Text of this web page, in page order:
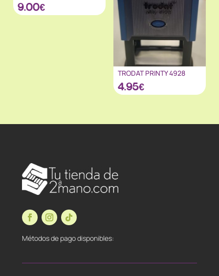
9.00€
TRODAT PRINTY 4928
4.95€
Métodos de pago disponibles: